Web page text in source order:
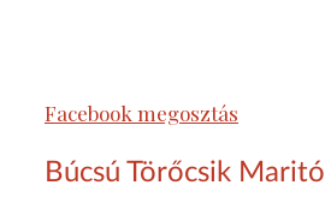
Facebook megosztás
Búcsú Törőcsik Maritól